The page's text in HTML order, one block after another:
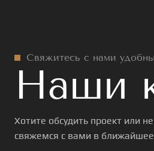
Свяжитесь с нами
Наши
Хотите обсудить проект или
свяжемся с вами в